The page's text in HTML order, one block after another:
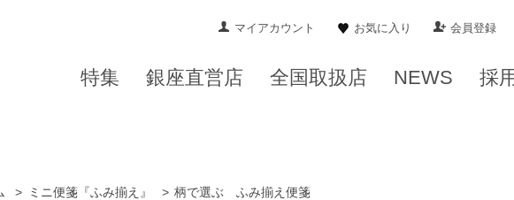
> ミニ便箋『ふみ揃え』 > 柄で選ぶ ふみ揃え便箋
マイアカウント お気に入り 会員登録
特集 銀座直営店 全国取扱店 NEWS 採